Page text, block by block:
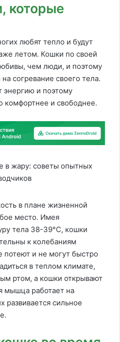
которые
любят тепло и будут
летом. Кошки по своей
чем люди, и поэтому
согревание своего тела.
энергию и поэтому
комфортнее и свободнее.
в плане жизненной
место. Имея
тела 38-39°C, кошки
к колебаниям
и не могут быстро
в теплом климате,
ртом, а кошки открывают
мышца работает на
развивается сильное